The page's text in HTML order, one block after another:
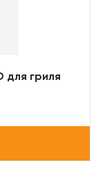
для гриля